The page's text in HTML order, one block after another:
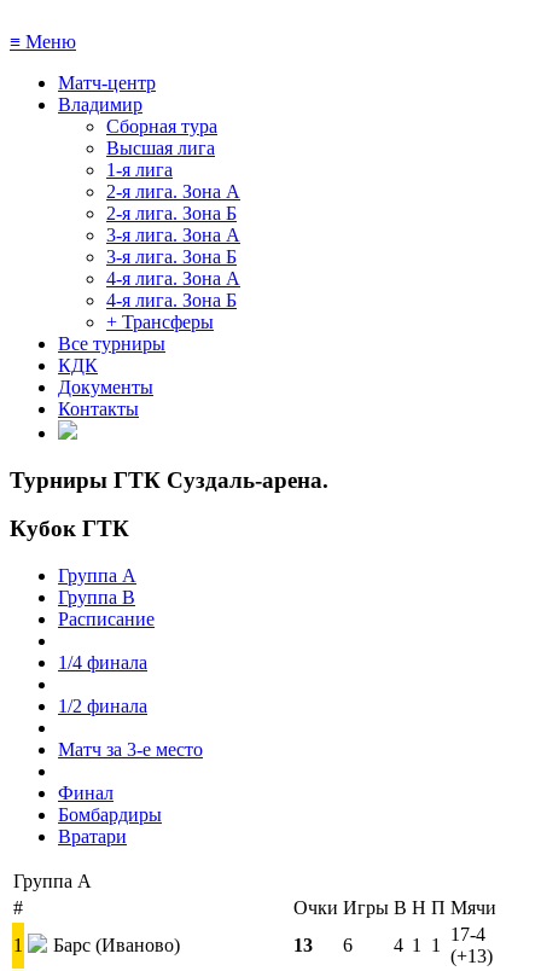
≡ Меню
Матч-центр
Владимир
Сборная тура
Высшая лига
1-я лига
2-я лига. Зона А
2-я лига. Зона Б
3-я лига. Зона А
3-я лига. Зона Б
4-я лига. Зона А
4-я лига. Зона Б
+ Трансферы
Все турниры
КДК
Документы
Контакты
Турниры ГТК Суздаль-арена.
Кубок ГТК
Группа A
Группа B
Расписание
1/4 финала
1/2 финала
Матч за 3-е место
Финал
Бомбардиры
Вратари
Группа A
#
Очки Игры В Н П Мячи
1
Барс (Иваново) 13 6 4 1 1
17-4
(+13)